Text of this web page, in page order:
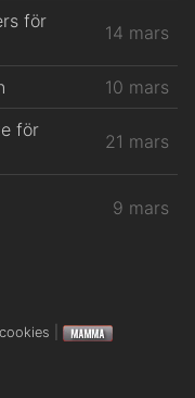
för
14 mars
10 mars
för
21 mars
9 mars